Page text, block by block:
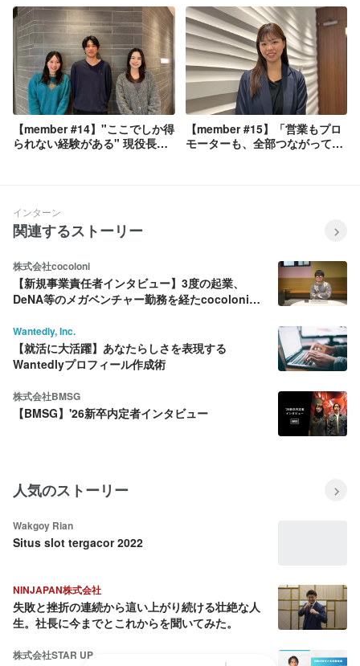
ー
【member #14】"ここでしか得
られない経験がある" 現役長期
【member #15】「営業もプロ
モーターも、全部つながってい
インターン
関連するストーリー
株式会社cocoloni
【新規事業責任者インタビュー】3度の起業、
DeNA等のメガベンチャー勤務を経たcocoloni新
ち上げる理由。
Wantedly, Inc.
【就活に大活躍】あなたらしさを表現する
Wantedlyプロフィール作成術
株式会社BMSG
【BMSG】'26新卒内定者インタビュー
人気のストーリー
Wakgoy Rian
Situs slot tergacor 2022
NINJAPAN株式会社
失敗と挫折の連続から這い上がり続ける壮絶な人
生。社長に今までとこれからを聞いてみた。
株式会社STAR UP